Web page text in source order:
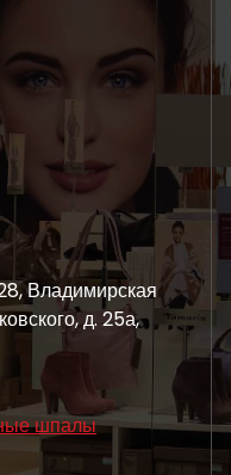
Владимирская
д. 25а,
шпалы